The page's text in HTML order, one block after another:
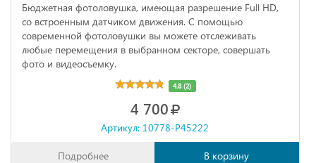
Бюджетная фотоловушка, имеющая разрешение Full HD,
со встроенным датчиком движения. С помощью
современной фотоловушки вы можете отслеживать
любые перемещения в выбранном секторе, совершать
фото и видеосъемку.
4.8 (2)
4 700
Артикул: 10778-P45222
Подробнее В корзину